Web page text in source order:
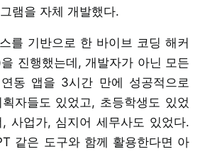
램을 자체 개발했다.
를 기반으로 한 바이브 코딩 해커
진행했는데, 개발자가 아닌 모든
동 앱을 3시간 만에 성공적으로
자들도 있었고, 초등학생도 있었
사업가, 심지어 세무사도 있었다.
같은 도구와 함께 활용한다면 아